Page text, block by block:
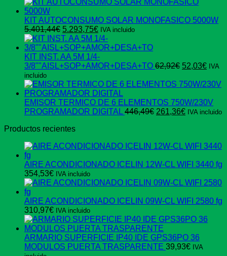
era:
es:
KIT AUTOCONSUMO SOLAR MONOFASICO 5000W
5.401,44€ El
precio
original
era:
5.401,44€.
5.293,75€El
precio
actual
es:
5.293,75€.
IVA incluido
KIT INST. AA 5M 1/4-
3/8""AISL+SOP+AMOR+DESA+TO 62,92€ El
original
62,92€.
52,03€ElIVA
incluido
EMISOR TERMICO DE 6 ELEMENTOS 750W/230V
PROGRAMADOR DIGITAL 446,49€ El
446,49€.
261,36€El
261,36€.
IVA incluido
Productos recientes
AIRE ACONDICIONADO ICELIN 12W-CL WIFI 3440 fg
354,53€ IVA incluido
AIRE ACONDICIONADO ICELIN 09W-CL WIFI 2580 fg
310,97€ IVA incluido
ARMARIO SUPERFICIE IP40 IDE GPS36PO 36
MODULOS PUERTA TRASPARENTE 39,93€ IVA